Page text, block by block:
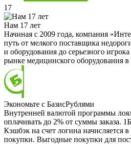
17
Нам 17 лет
Начиная с 2009 года, компания
путь от мелкого поставщика
и оборудования до серьезного
рынке медицинского оборудования в
Экономьте с БазисРублями
Внутренней валютой программы
оплачивать до 2% от суммы заказа.
Кэшбэк на счет логина начисляется в
покупки. Выгодные покупки для